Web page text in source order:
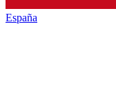
España